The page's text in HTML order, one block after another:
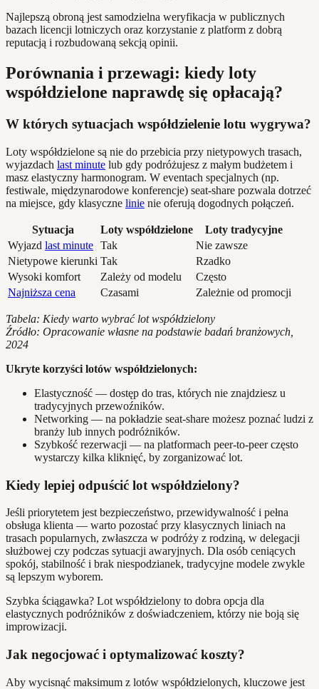
Najlepszą obroną jest samodzielna weryfikacja w publicznych
bazach licencji lotniczych oraz korzystanie z platform z dobrą
reputacją i rozbudowaną sekcją opinii.
Porównania i przewagi: kiedy loty
współdzielone naprawdę się opłacają?
W których sytuacjach współdzielenie lotu wygrywa?
Loty współdzielone są nie do przebicia przy nietypowych trasach,
wyjazdach last minute lub gdy podróżujesz z małym budżetem i
masz elastyczny harmonogram. W eventach specjalnych (np.
festiwale, międzynarodowe konferencje) seat-share pozwala dotrzeć
na miejsce, gdy klasyczne linie nie oferują dogodnych połączeń.
Sytuacja Loty współdzielone
Loty tradycyjne
Wyjazd last minute Tak
Nie zawsze
Nietypowe kierunki Tak
Rzadko
Wysoki komfort
Zależy od modelu
Często
Najniższa cena
Czasami Zależnie od promocji
Tabela: Kiedy warto wybrać lot współdzielony
Źródło: Opracowanie własne na podstawie badań branżowych,
2024
Ukryte korzyści lotów współdzielonych:
Elastyczność — dostęp do tras, których nie znajdziesz u
tradycyjnych przewoźników.
Networking — na pokładzie seat-share możesz poznać ludzi z
branży lub innych podróżników.
Szybkość rezerwacji — na platformach peer-to-peer często
wystarczy kilka kliknięć, by zorganizować lot.
Kiedy lepiej odpuścić lot współdzielony?
Jeśli priorytetem jest bezpieczeństwo, przewidywalność i pełna
obsługa klienta — warto pozostać przy klasycznych liniach na
trasach popularnych, zwłaszcza w podróży z rodziną, w delegacji
służbowej czy podczas sytuacji awaryjnych. Dla osób ceniących
spokój, stabilność i brak niespodzianek, tradycyjne modele zwykle
są lepszym wyborem.
Szybka ściągawka? Lot współdzielony to dobra opcja dla
elastycznych podróżników z doświadczeniem, którzy nie boją się
improwizacji.
Jak negocjować i optymalizować koszty?
Aby wycisnąć maksimum z lotów współdzielonych, kluczowe jest